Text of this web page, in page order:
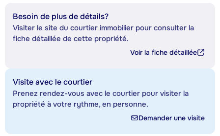
Besoin de plus de détails?
Visiter le site du courtier immobilier pour consulter la
fiche détaillée de cette propriété.
Voir la fiche détaillée
Visite avec le courtier
Prenez rendez-vous avec le courtier pour visiter la
propriété à votre rythme, en personne.
Demander une visite